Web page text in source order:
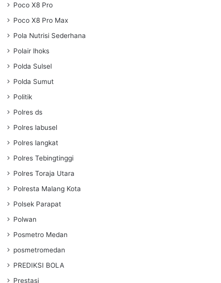
Poco X8 Pro
Poco X8 Pro Max
Pola Nutrisi Sederhana
Polair lhoks
Polda Sulsel
Polda Sumut
Politik
Polres ds
Polres labusel
Polres langkat
Polres Tebingtinggi
Polres Toraja Utara
Polresta Malang Kota
Polsek Parapat
Polwan
Posmetro Medan
posmetromedan
PREDIKSI BOLA
Prestasi